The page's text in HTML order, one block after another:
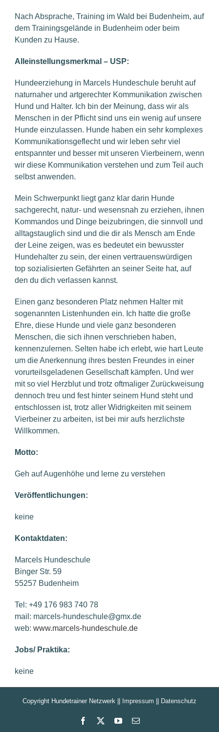
Nach Absprache, Training im Wald bei Budenheim, auf
dem Trainingsgelände in Budenheim oder beim
Kunden zu Hause.
Alleinstellungsmerkmal – USP:
Hundeerziehung in Marcels Hundeschule beruht auf
naturnaher und artgerechter Kommunikation zwischen
Hund und Halter. Ich bin der Meinung, dass wir als
Menschen in der Pflicht sind uns ein wenig auf unsere
Hunde einzulassen. Hunde haben ein sehr komplexes
Kommunikationsgeflecht und wir leben sehr viel
entspannter und besser mit unseren Vierbeinern, wenn
wir diese Kommunikation verstehen und zum Teil auch
selbst anwenden.
Mein Schwerpunkt liegt ganz klar darin Hunde
sachgerecht, natur- und wesensnah zu erziehen, ihnen
Kommandos und Dinge beizubringen, die sinnvoll und
alltagstauglich sind und die dir als Mensch am Ende
der Leine zeigen, was es bedeutet ein bewusster
Hundehalter zu sein, der einen vertrauenswürdigen
top sozialisierten Gefährten an seiner Seite hat, auf
den du dich verlassen kannst.
Einen ganz besonderen Platz nehmen Halter mit
sogenannten Listenhunden ein. Ich hatte die große
Ehre, diese Hunde und viele ganz besonderen
Menschen, die sich ihnen verschrieben haben,
kennenzulernen. Selten habe ich erlebt, wie hart Leute
um die Anerkennung ihres besten Freundes in einer
vorurteilsgeladenen Gesellschaft kämpfen. Und wer
mit so viel Herzblut und trotz oftmaliger Zurückweisung
dennoch treu und fest hinter seinem Hund steht und
entschlossen ist, trotz aller Widrigkeiten mit seinem
Vierbeiner zu arbeiten, ist bei mir aufs herzlichste
Willkommen.
Motto:
Geh auf Augenhöhe und lerne zu verstehen
Veröffentlichungen:
keine
Kontaktdaten:
Marcels Hundeschule
Binger Str. 59
55257 Budenheim
Tel: +49 176 983 740 78
mail: marcels-hundeschule@gmx.de
web: www.marcels-hundeschule.de
Jobs/ Praktika:
keine
Copyright Hundetrainer Netzwerk || Impressum Datenschutz
Facebook YouTube
E-